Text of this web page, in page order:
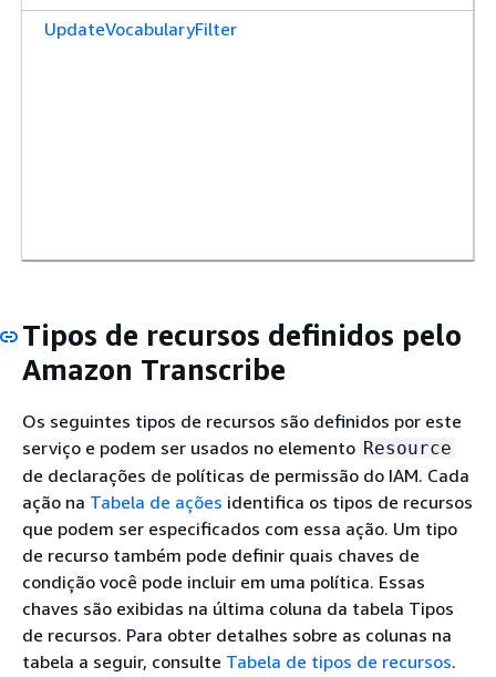
UpdateVocabularyFilter
Tipos de recursos definidos pelo
Amazon Transcribe
Os seguintes tipos de recursos são definidos por este
serviço e podem ser usados no elemento Resource
de declarações de políticas de permissão do IAM. Cada
ação na Tabela de ações identifica os tipos de recursos
que podem ser especificados com essa ação. Um tipo
de recurso também pode definir quais chaves de
condição você pode incluir em uma política. Essas
chaves são exibidas na última coluna da tabela Tipos
de recursos. Para obter detalhes sobre as colunas na
tabela a seguir, consulte Tabela de tipos de recursos.